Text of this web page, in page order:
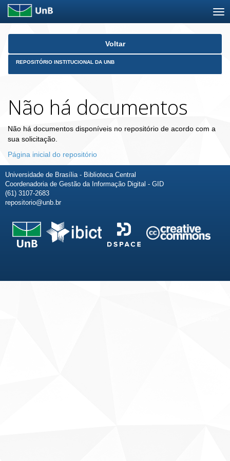
Skip
Voltar
REPOSITÓRIO INSTITUCIONAL DA UNB
Não há documentos
Não há documentos disponíveis no repositório de acordo com a
sua solicitação.
Página inicial do repositório
Universidade de Brasília - Biblioteca Central
Coordenadoria de Gestão da Informação Digital - GID
(61) 3107-2683
repositorio@unb.br